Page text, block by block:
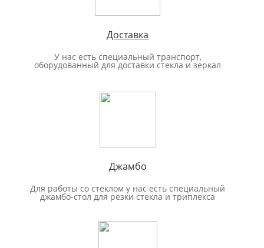
Доставка
У нас есть специальный транспорт,
оборудованный для доставки стекла и зеркал
Джамбо
Для работы со стеклом у нас есть специальный
джамбо-стол для резки стекла и триплекса